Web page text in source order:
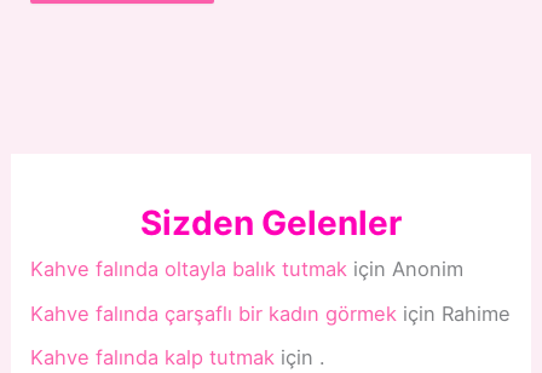
Sizden Gelenler
Kahve falında oltayla balık tutmak içinAnonim
Kahve falında çarşaflı bir kadın görmek için Rahime
Kahve falında kalp tutmak için .